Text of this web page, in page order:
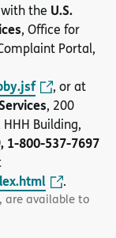
the U.S.
, Office for
Portal,
, or at
, 200
Building,
1-800-537-7697
.
are available to